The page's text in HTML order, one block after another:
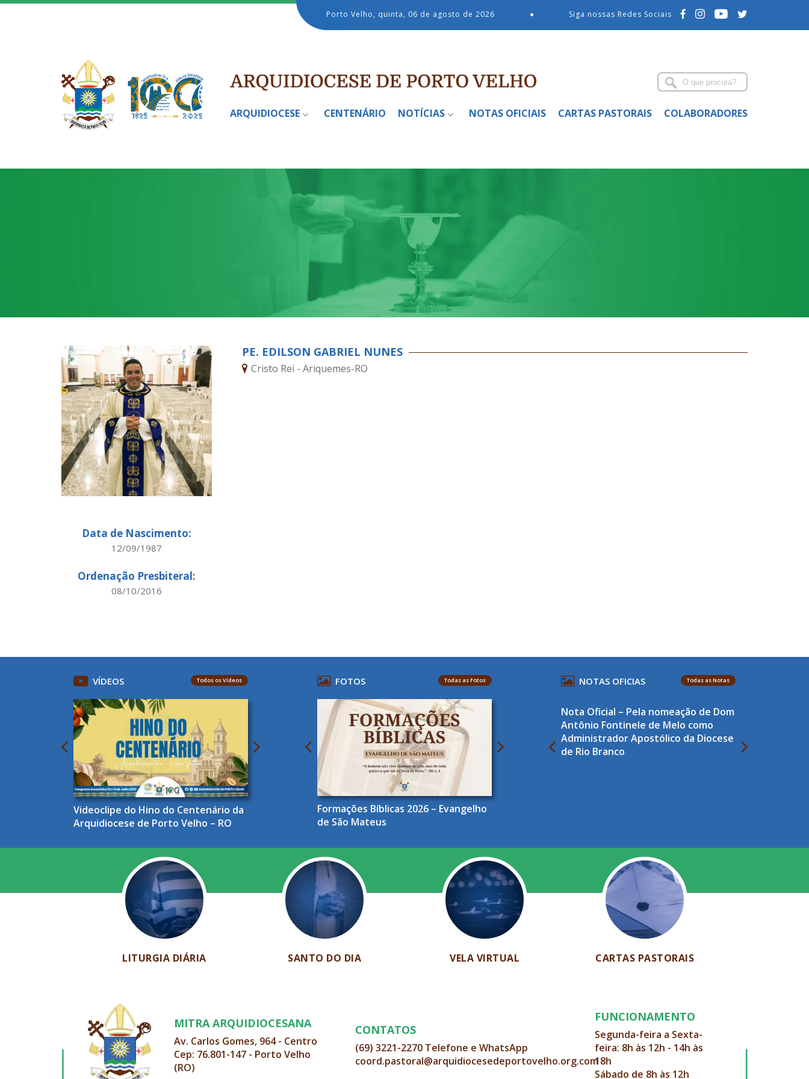
Porto Velho, quinta, 06 de agosto de 2026 ● Siga nossas Redes Sociais
ARQUIDIOCESE CENTENÁRIO NOTÍCIAS NOTAS OFICIAIS CARTAS PASTORAIS COLABORADORES
Data de Nascimento:
12/09/1987
Ordenação Presbiteral:
08/10/2016
PE. EDILSON GABRIEL NUNES
Cristo Rei - Ariquemes-RO
VÍDEOS Todos os Vídeos
Videoclipe do Hino do Centenário da
Arquidiocese de Porto Velho – RO
FOTOS Todas as Fotos
Formações Bíblicas 2026 – Evangelho
de São Mateus
NOTAS OFICIAS Todas as Notas
Nota Oficial – Pela nomeação de Dom
Antônio Fontinele de Melo como
Administrador Apostólico da Diocese
de Rio Branco
LITURGIA DIÁRIA SANTO DO DIA VELA VIRTUAL CARTAS PASTORAIS
MITRA ARQUIDIOCESANA
Av. Carlos Gomes, 964 - Centro
Cep: 76.801-147 - Porto Velho
(RO)
CONTATOS
(69) 3221-2270 Telefone e WhatsApp
coord.pastoral@arquidiocesedeportovelho.org.com
FUNCIONAMENTO
Segunda-feira a Sexta-
feira: 8h às 12h - 14h às
18h
Sábado de 8h às 12h